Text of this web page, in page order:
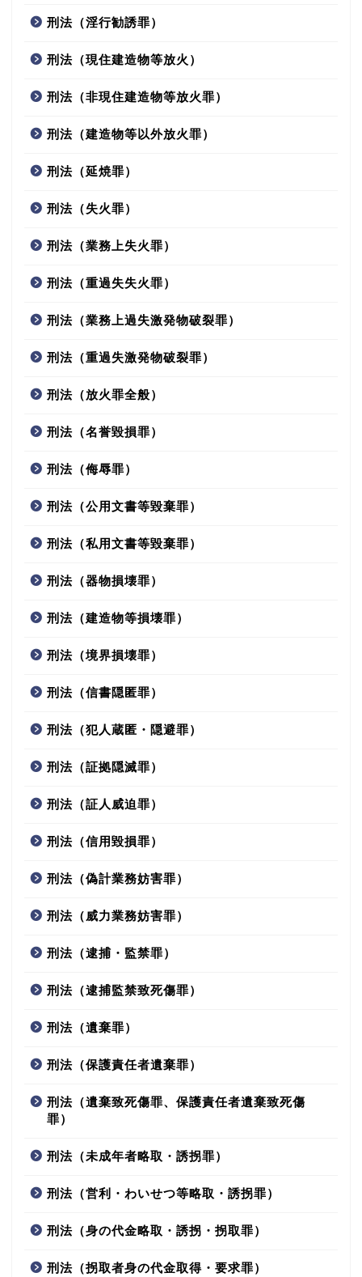
刑法（淫行勧誘罪）
刑法（現住建造物等放火）
刑法（非現住建造物等放火罪）
刑法（建造物等以外放火罪）
刑法（延焼罪）
刑法（失火罪）
刑法（業務上失火罪）
刑法（重過失失火罪）
刑法（業務上過失激発物破裂罪）
刑法（重過失激発物破裂罪）
刑法（放火罪全般）
刑法（名誉毀損罪）
刑法（侮辱罪）
刑法（公用文書等毀棄罪）
刑法（私用文書等毀棄罪）
刑法（器物損壊罪）
刑法（建造物等損壊罪）
刑法（境界損壊罪）
刑法（信書隠匿罪）
刑法（犯人蔵匿・隠避罪）
刑法（証拠隠滅罪）
刑法（証人威迫罪）
刑法（信用毀損罪）
刑法（偽計業務妨害罪）
刑法（威力業務妨害罪）
刑法（逮捕・監禁罪）
刑法（逮捕監禁致死傷罪）
刑法（遺棄罪）
刑法（保護責任者遺棄罪）
刑法（遺棄致死傷罪、保護責任者遺棄致死傷
罪）
刑法（未成年者略取・誘拐罪）
刑法（営利・わいせつ等略取・誘拐罪）
刑法（身の代金略取・誘拐・拐取罪）
刑法（拐取者身の代金取得・要求罪）